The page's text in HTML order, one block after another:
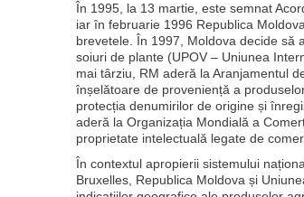
În 1995, la 13 martie, este semnat
iar în februarie 1996 Republica
brevetele. În 1997, Moldova decide să
soiuri de plante (UPOV – Uniunea
mai târziu, RM aderă la Aranjamentul
înșelătoare de proveniență a
protecția denumirilor de origine și
aderă la Organizația Mondială a
proprietate intelectuală legate de
În contextul apropierii sistemului
Bruxelles, Republica Moldova și